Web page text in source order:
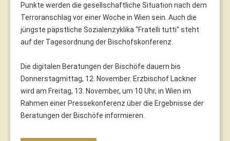
Punkte werden die gesellschaftliche Situation nach dem
Terroranschlag vor einer Woche in Wien sein. Auch die
jüngste päpstliche Sozialenzyklika "Fratelli tutti" steht
auf der Tagesordnung der Bischofskonferenz.
Die digitalen Beratungen der Bischöfe dauern bis
Donnerstagmittag, 12. November. Erzbischof Lackner
wird am Freitag, 13. November, um 10 Uhr, in Wien im
Rahmen einer Pressekonferenz über die Ergebnisse der
Beratungen der Bischöfe informieren.